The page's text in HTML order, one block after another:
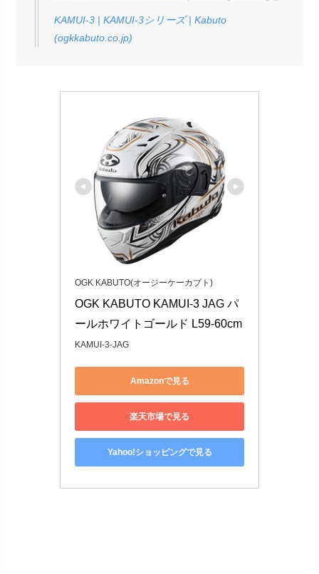
KAMUI-3 | KAMUI-3シリーズ | Kabuto
(ogkkabuto.co.jp)
OGK KABUTO(オージーケーカブト)
OGK KABUTO KAMUI-3 JAG パ
ールホワイトゴールド L59-60cm
KAMUI-3-JAG
Amazonで見る
楽天市場で見る
Yahoo!ショッピングで見る